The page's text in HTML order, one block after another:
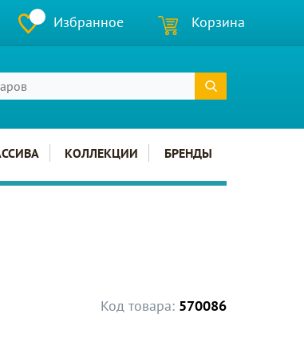
Избранное Корзина
КОЛЛЕКЦИИ БРЕНДЫ
Код товара: 570086